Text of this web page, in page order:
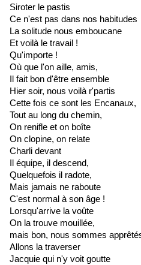
Siroter le pastis
Ce n'est pas dans nos habitudes
La solitude nous emboucane
Et voilà le travail !
Qu'importe !
Où que l'on aille, amis,
Il fait bon d'être ensemble
Hier soir, nous voilà r'partis
Cette fois ce sont les Encanaux,
Tout au long du chemin,
On renifle et on boîte
On clopine, on relate
Charli devant
Il équipe, il descend,
Quelquefois il radote,
Mais jamais ne raboute
C'est normal à son âge !
Lorsqu'arrive la voûte
On la trouve mouillée,
mais bon, nous sommes
Allons la traverser
Jacquie qui n'y voit goutte